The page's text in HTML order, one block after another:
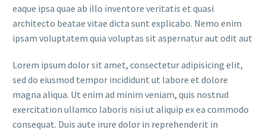
eaque ipsa quae ab illo inventore veritatis et quasi
architecto beatae vitae dicta sunt explicabo. Nemo enim
ipsam voluptatem quia voluptas sit aspernatur aut odit aut
Lorem ipsum dolor sit amet, consectetur adipisicing elit,
sed do eiusmod tempor incididunt ut labore et dolore
magna aliqua. Ut enim ad minim veniam, quis nostrud
exercitation ullamco laboris nisi ut aliquip ex ea commodo
consequat. Duis aute irure dolor in reprehenderit in